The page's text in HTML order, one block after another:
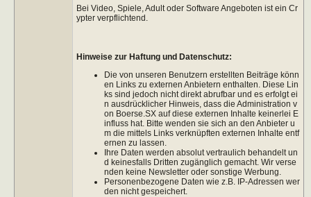
Bei Video, Spiele, Adult oder Software Angeboten ist ein Cr
ypter verpflichtend.
Hinweise zur Haftung und Datenschutz:
Die von unseren Benutzern erstellten Beiträge könn
en Links zu externen Anbietern enthalten. Diese Lin
ks sind jedoch nicht direkt abrufbar und es erfolgt ei
n ausdrücklicher Hinweis, dass die Administration v
on Boerse.SX auf diese externen Inhalte keinerlei E
influss hat. Bitte wenden sie sich an den Anbieter u
m die mittels Links verknüpften externen Inhalte entf
ernen zu lassen.
Ihre Daten werden absolut vertraulich behandelt un
d keinesfalls Dritten zugänglich gemacht. Wir verse
nden keine Newsletter oder sonstige Werbung.
Personenbezogene Daten wie z.B. IP-Adressen wer
den nicht gespeichert.